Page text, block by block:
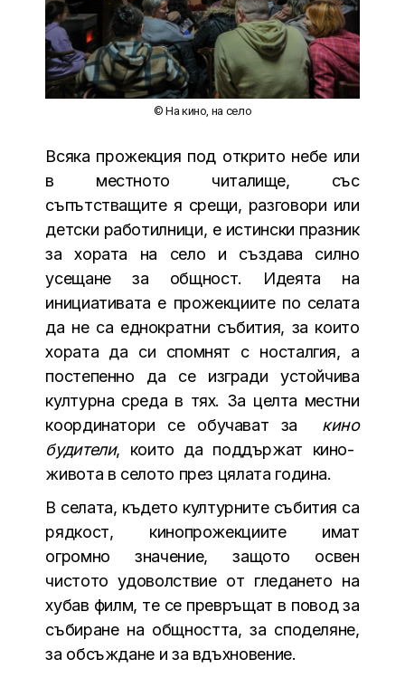
© На кино, на село
Всяка прожекция под открито небе или
в местното читалище, със
съпътстващите я срещи, разговори или
детски работилници, е истински празник
за хората на село и създава силно
усещане за общност. Идеята на
инициативата е прожекциите по селата
да не са еднократни събития, за които
хората да си спомнят с носталгия, а
постепенно да се изгради устойчива
културна среда в тях. За целта местни
координатори се обучават за кино
будители, които да поддържат кино-
живота в селото през цялата година.
В селата, където културните събития са
рядкост, кинопрожекциите имат
огромно значение, защото освен
чистото удоволствие от гледането на
хубав филм, те се превръщат в повод за
събиране на общността, за споделяне,
за обсъждане и за вдъхновение.